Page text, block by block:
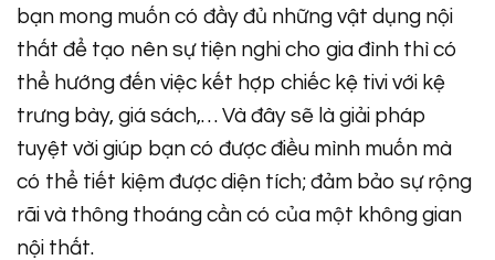
bạn mong muốn có đầy đủ những vật dụng nội
thất để tạo nên sự tiện nghi cho gia đình thì có
thể hướng đến việc kết hợp chiếc kệ tivi với kệ
trưng bày, giá sách,… Và đây sẽ là giải pháp
tuyệt vời giúp bạn có được điều mình muốn mà
có thể tiết kiệm được diện tích; đảm bảo sự rộng
rãi và thông thoáng cần có của một không gian
nội thất.